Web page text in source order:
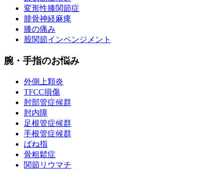
変形性膝関節症
腓骨神経麻痺
膝の痛み
股関節インペンジメント
腕・手指のお悩み
外側上顆炎
TFCC損傷
肘部管症候群
肘内障
足根管症候群
手根管症候群
ばね指
骨粗鬆症
関節リウマチ